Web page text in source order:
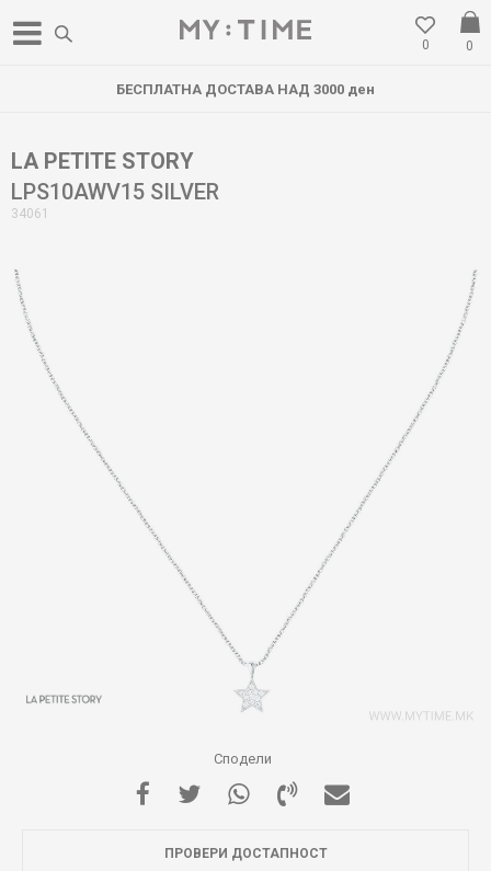
0
0
БЕСПЛАТНА ДОСТАВА НАД 3000 ден
LA PETITE STORY
LPS10AWV15 SILVER
34061
Сподели
ПРОВЕРИ ДОСТАПНОСТ